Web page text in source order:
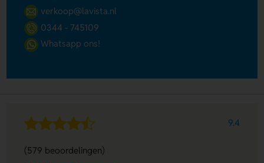
verkoop@lavista.nl
0344 - 745109
Whatsapp ons!
9.4
(579 beoordelingen)